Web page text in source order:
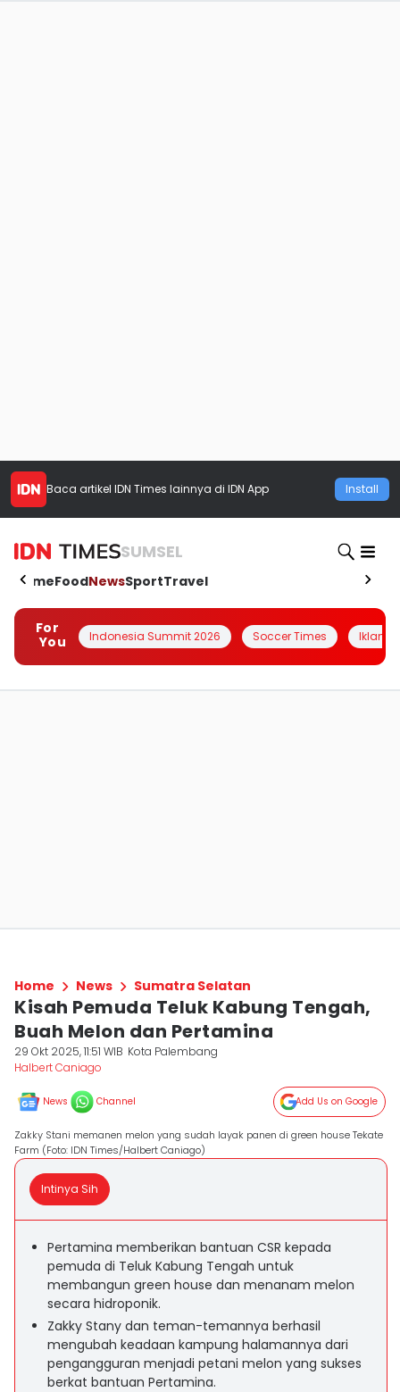
Baca artikel IDN Times lainnya di IDN App Install
SUMSEL
HomeFoodNewsSportTravel
For
You
Indonesia Summit 2026 Soccer Times Iklanin
Home News Sumatra Selatan
Kisah Pemuda Teluk Kabung Tengah,
Buah Melon dan Pertamina
29 Okt 2025, 11:51 WIB Kota Palembang
Halbert Caniago
News Channel Add Us on Google
Zakky Stani memanen melon yang sudah layak panen di green house Tekate
Farm (Foto: IDN Times/Halbert Caniago)
Intinya Sih
Pertamina memberikan bantuan CSR kepada
pemuda di Teluk Kabung Tengah untuk
membangun green house dan menanam melon
secara hidroponik.
Zakky Stany dan teman-temannya berhasil
mengubah keadaan kampung halamannya dari
pengangguran menjadi petani melon yang sukses
berkat bantuan Pertamina.